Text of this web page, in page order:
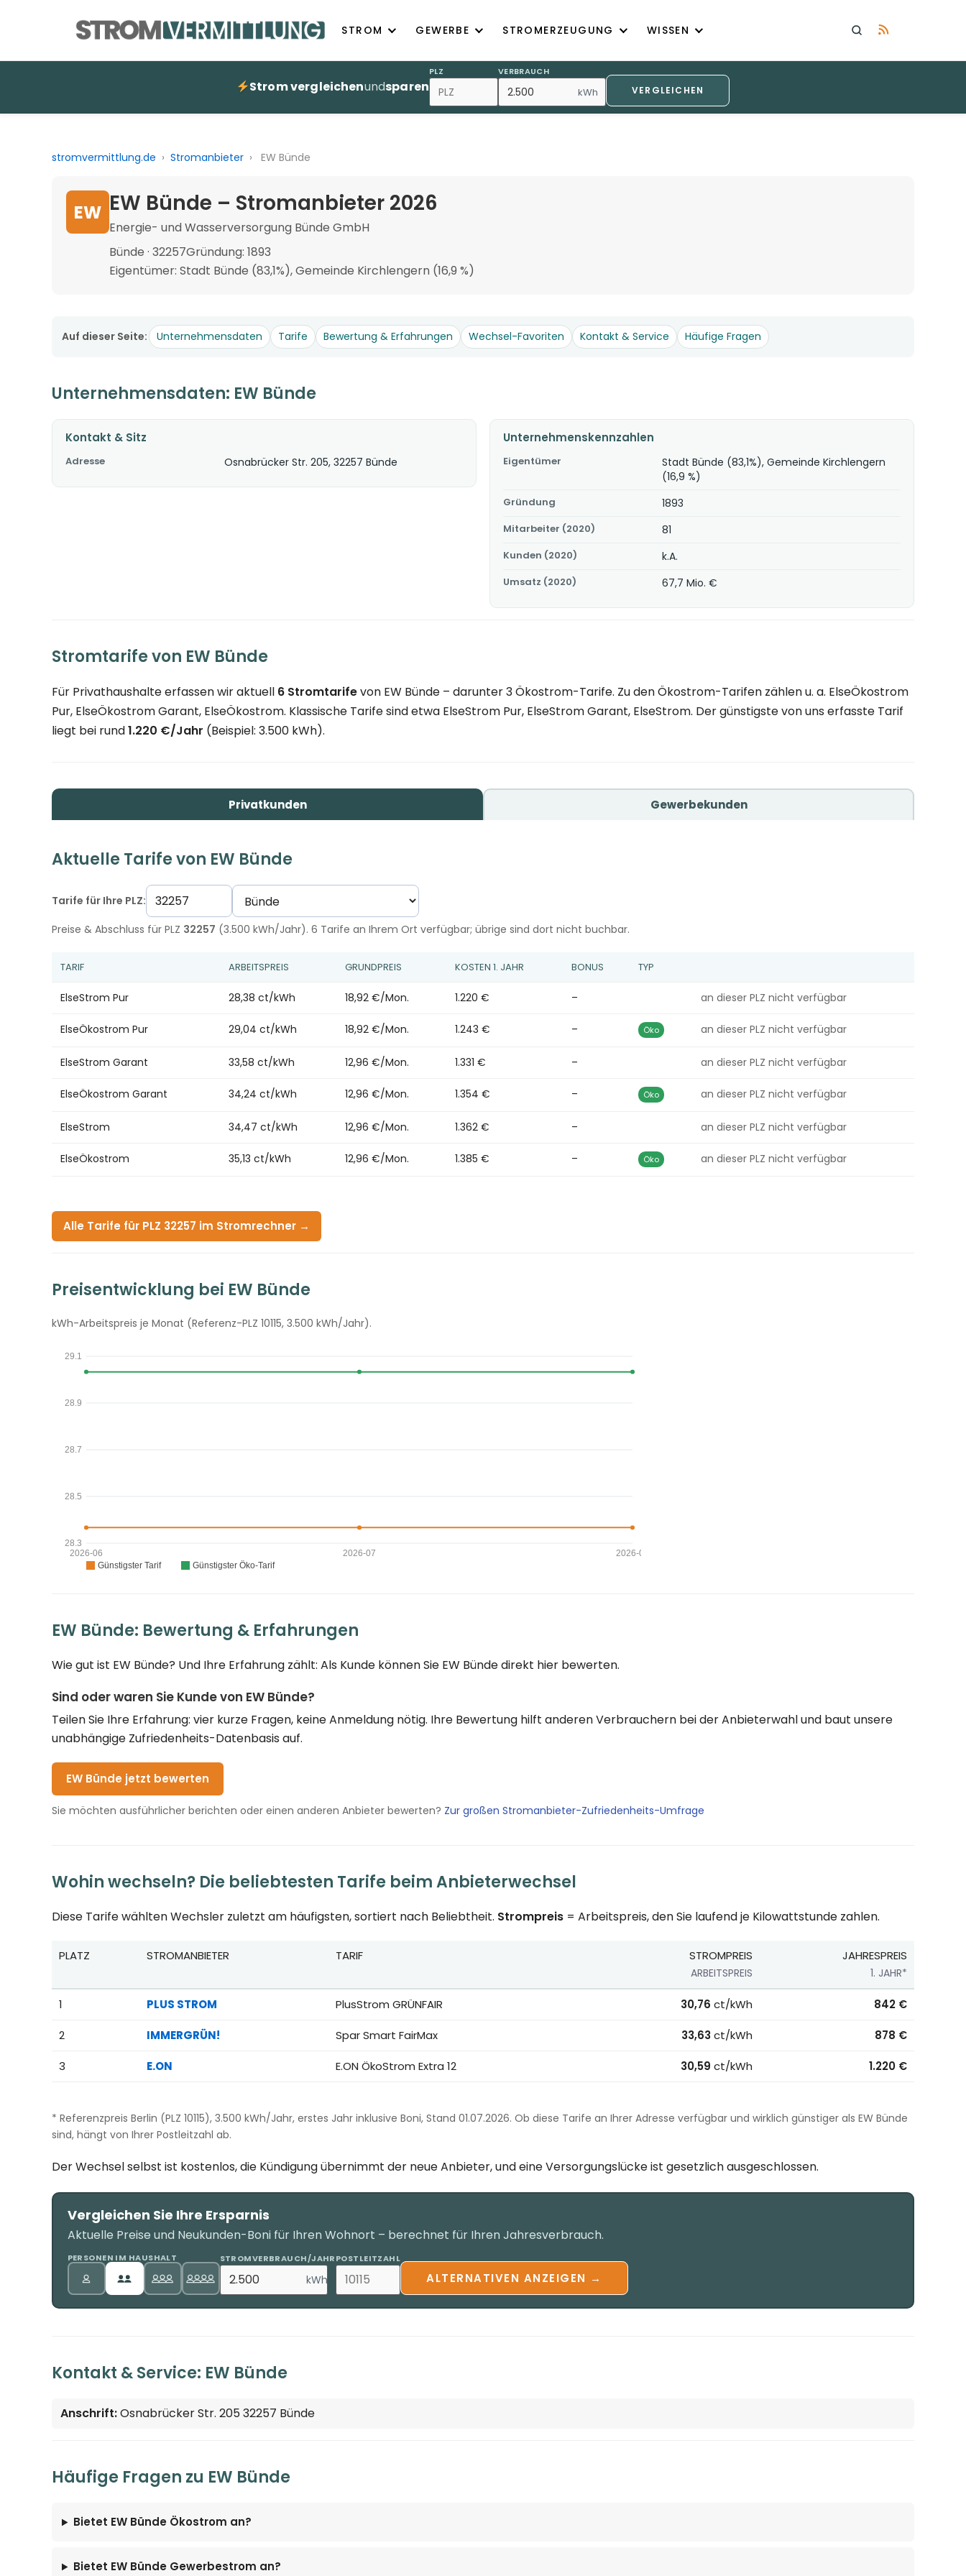
STROM GEWERBE STROMERZEUGUNG WISSEN
Strom vergleichenundsparen
PLZ VERBRAUCH
kWh VERGLEICHEN
stromvermittlung.de › Stromanbieter › EW Bünde
EW EW Bünde – Stromanbieter 2026
Energie- und Wasserversorgung Bünde GmbH
Bünde · 32257Gründung: 1893
Eigentümer: Stadt Bünde (83,1%), Gemeinde Kirchlengern (16,9 %)
Auf dieser Seite: Unternehmensdaten Tarife Bewertung & Erfahrungen Wechsel-Favoriten Kontakt & Service Häufige Fragen
Unternehmensdaten: EW Bünde
Kontakt & Sitz
Adresse Osnabrücker Str. 205, 32257 Bünde
Unternehmenskennzahlen
Eigentümer
Stadt Bünde (83,1%), Gemeinde Kirchlengern
(16,9 %)
Gründung 1893
Mitarbeiter (2020) 81
Kunden (2020) k.A.
Umsatz (2020) 67,7 Mio. €
Stromtarife von EW Bünde
Für Privathaushalte erfassen wir aktuell 6 Stromtarifevon EW Bünde – darunter 3 Ökostrom-Tarife. Zu den Ökostrom-Tarifen zählen u. a. ElseÖkostrom
Pur, ElseÖkostrom Garant, ElseÖkostrom. Klassische Tarife sind etwa ElseStrom Pur, ElseStrom Garant, ElseStrom. Der günstigste von uns erfasste Tarif
liegt bei rund1.220 €/Jahr (Beispiel: 3.500 kWh).
Privatkunden Gewerbekunden
Aktuelle Tarife von EW Bünde
Tarife für Ihre PLZ:
Preise & Abschluss für PLZ 32257 (3.500 kWh/Jahr). 6 Tarife an Ihrem Ort verfügbar; übrige sind dort nicht buchbar.
TARIF ARBEITSPREIS GRUNDPREIS KOSTEN 1. JAHR BONUS TYP
ElseStrom Pur 28,38 ct/kWh 18,92 €/Mon. 1.220 € – an dieser PLZ nicht verfügbar
ElseÖkostrom Pur 29,04 ct/kWh 18,92 €/Mon. 1.243 € – Öko an dieser PLZ nicht verfügbar
ElseStrom Garant 33,58 ct/kWh 12,96 €/Mon. 1.331 € – an dieser PLZ nicht verfügbar
ElseÖkostrom Garant 34,24 ct/kWh 12,96 €/Mon. 1.354 € – Öko an dieser PLZ nicht verfügbar
ElseStrom 34,47 ct/kWh 12,96 €/Mon. 1.362 € – an dieser PLZ nicht verfügbar
ElseÖkostrom 35,13 ct/kWh 12,96 €/Mon. 1.385 € – Öko an dieser PLZ nicht verfügbar
Alle Tarife für PLZ 32257 im Stromrechner →
Preisentwicklung bei EW Bünde
kWh-Arbeitspreis je Monat (Referenz-PLZ 10115, 3.500 kWh/Jahr).
EW Bünde: Bewertung & Erfahrungen
Wie gut ist EW Bünde? Und Ihre Erfahrung zählt: Als Kunde können Sie EW Bünde direkt hier bewerten.
Sind oder waren Sie Kunde von EW Bünde?
Teilen Sie Ihre Erfahrung: vier kurze Fragen, keine Anmeldung nötig. Ihre Bewertung hilft anderen Verbrauchern bei der Anbieterwahl und baut unsere
unabhängige Zufriedenheits-Datenbasis auf.
EW Bünde jetzt bewerten
Sie möchten ausführlicher berichten oder einen anderen Anbieter bewerten? Zur großen Stromanbieter-Zufriedenheits-Umfrage
Wohin wechseln? Die beliebtesten Tarife beim Anbieterwechsel
Diese Tarife wählten Wechsler zuletzt am häufigsten, sortiert nach Beliebtheit. Strompreis = Arbeitspreis, den Sie laufend je Kilowattstunde zahlen.
Beliebteste Tarife beim Anbieterwechsel; Referenzpreise für Berlin bei 3.500 kWh Jahresverbrauch, erstes Jahr inklusive Boni, Stand 01.07.2026.
PLATZ STROMANBIETER TARIF STROMPREIS
ARBEITSPREIS
JAHRESPREIS
1. JAHR*
1 PLUS STROM PlusStrom GRÜNFAIR 30,76 ct/kWh 842 €
2 IMMERGRÜN! Spar Smart FairMax 33,63 ct/kWh 878 €
3 E.ON E.ON ÖkoStrom Extra 12 30,59 ct/kWh 1.220 €
* Referenzpreis Berlin (PLZ 10115), 3.500 kWh/Jahr, erstes Jahr inklusive Boni, Stand 01.07.2026. Ob diese Tarife an Ihrer Adresse verfügbar und wirklich günstiger als EW Bünde
sind, hängt von Ihrer Postleitzahl ab.
Der Wechsel selbst ist kostenlos, die Kündigung übernimmt der neue Anbieter, und eine Versorgungslücke ist gesetzlich ausgeschlossen.
Vergleichen Sie Ihre Ersparnis
Aktuelle Preise und Neukunden-Boni für Ihren Wohnort – berechnet für Ihren Jahresverbrauch.
PERSONEN IM HAUSHALT STROMVERBRAUCH/JAHR
kWh
POSTLEITZAHL
ALTERNATIVEN ANZEIGEN →
Kontakt & Service: EW Bünde
Anschrift:Osnabrücker Str. 205 32257 Bünde
Häufige Fragen zu EW Bünde
Bietet EW Bünde Ökostrom an?
Bietet EW Bünde Gewerbestrom an?